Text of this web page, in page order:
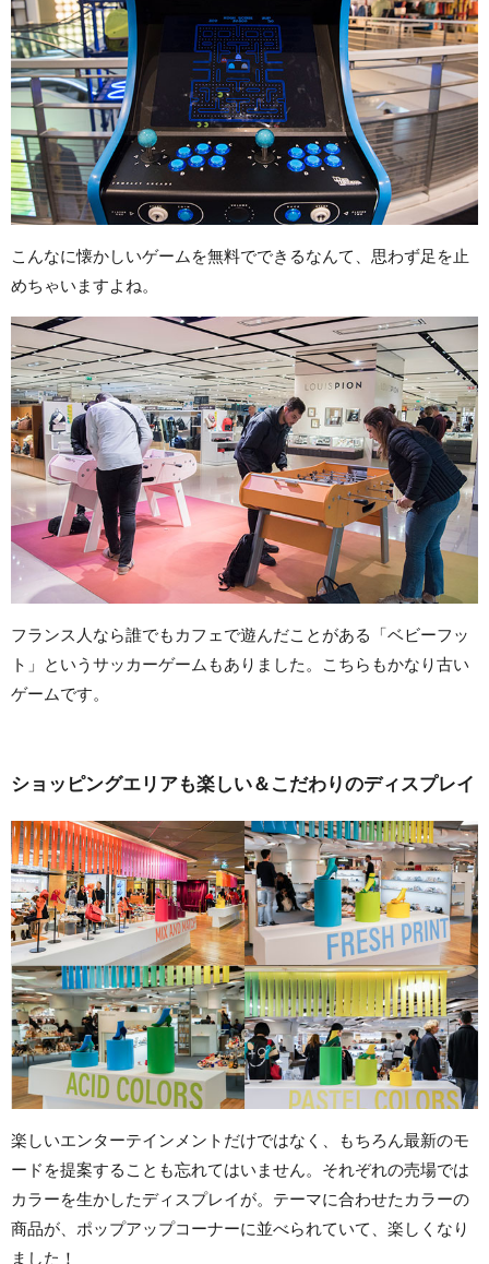
こんなに懐かしいゲームを無料でできるなんて、思わず足を止
めちゃいますよね。
フランス人なら誰でもカフェで遊んだことがある「ベビーフッ
ト」というサッカーゲームもありました。こちらもかなり古い
ゲームです。
ショッピングエリアも楽しい＆こだわりのディスプレイ
楽しいエンターテインメントだけではなく、もちろん最新のモ
ードを提案することも忘れてはいません。それぞれの売場では
カラーを生かしたディスプレイが。テーマに合わせたカラーの
商品が、ポップアップコーナーに並べられていて、楽しくなり
ました！